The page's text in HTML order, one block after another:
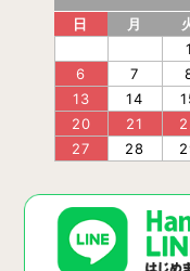
日 月
1
6
7
13
14
20
21
27
28